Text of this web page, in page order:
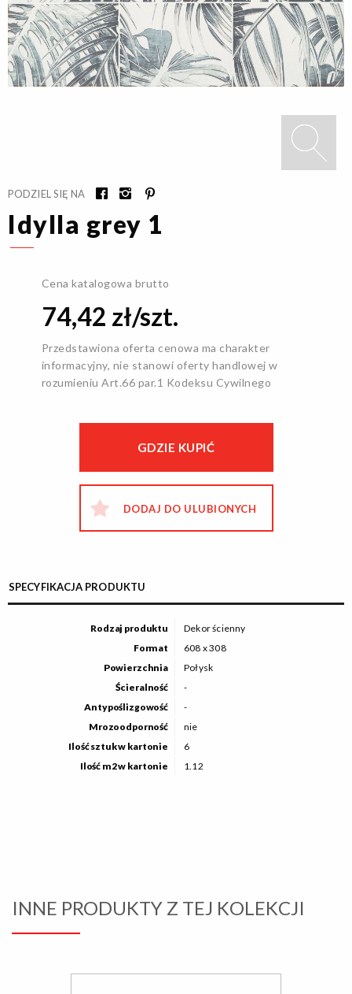
PODZIEL SIĘ NA
Idylla grey 1
Cena katalogowa brutto
74,42 zł/szt.
Przedstawiona oferta cenowa ma charakter
informacyjny, nie stanowi oferty handlowej w
rozumieniu Art.66 par.1 Kodeksu Cywilnego
GDZIE KUPIĆ
DODAJ DO ULUBIONYCH
SPECYFIKACJA PRODUKTU
Rodzaj produktu
Dekor ścienny
Format
608 x 308
Powierzchnia
Połysk
Ścieralność
-
Antypoślizgowość
-
Mrozoodporność
nie
Ilość sztuk w kartonie
6
Ilość m2 w kartonie
1.12
INNE PRODUKTY Z TEJ KOLEKCJI